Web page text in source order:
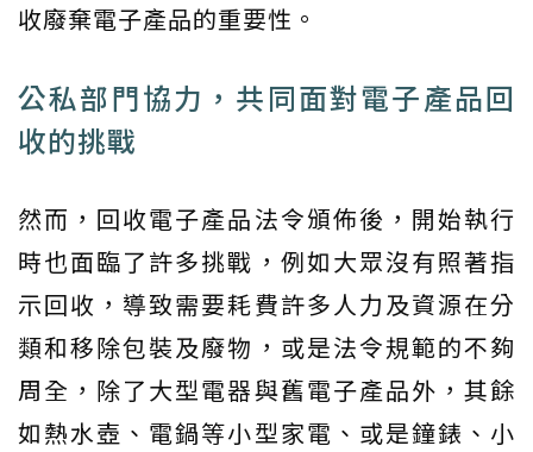
收廢棄電子產品的重要性。
公私部門協力，共同面對電子產品回
收的挑戰
然而，回收電子產品法令頒佈後，開始執行
時也面臨了許多挑戰，例如大眾沒有照著指
示回收，導致需要耗費許多人力及資源在分
類和移除包裝及廢物，或是法令規範的不夠
周全，除了大型電器與舊電子產品外，其餘
如熱水壺、電鍋等小型家電、或是鐘錶、小